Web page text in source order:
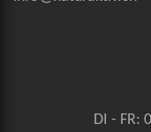
DI - FR: